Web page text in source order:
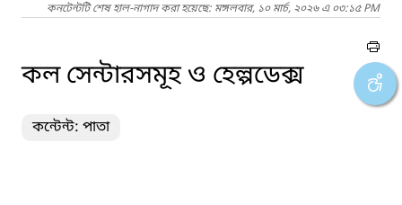
কনটেন্টটি শেষ হাল-নাগাদ করা হয়েছে: মঙ্গলবার, ১০ মার্চ, ২০২৬ এ ০৩:১৫ PM
কল সেন্টারসমূহ ও হেল্পডেক্স
কন্টেন্ট: পাতা